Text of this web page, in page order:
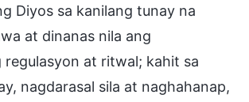
Diyos sa kanilang tunay na
at dinanas nila ang
regulasyon at ritwal; kahit sa
nagdarasal sila at naghahanap,